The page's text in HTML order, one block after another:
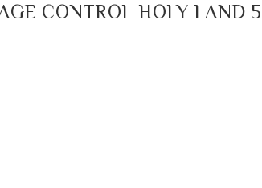
CONTROL HOLY LAND